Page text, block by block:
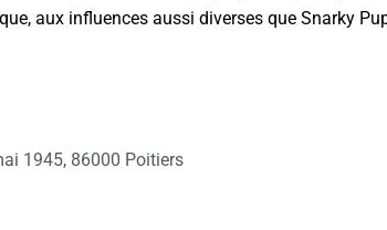
aux influences aussi diverses que Snarky
1945, 86000 Poitiers